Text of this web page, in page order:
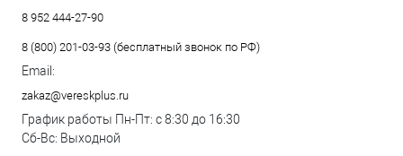
8 952 444-27-90
8 (800) 201-03-93 (бесплатный звонок по РФ)
Email:
zakaz@vereskplus.ru
График работы Пн-Пт: с 8:30 до 16:30
Сб-Вс: Выходной